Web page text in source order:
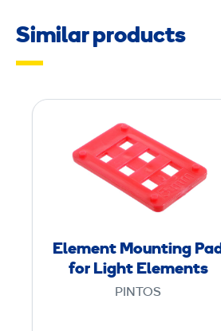
Similar products
l
e
m
e
M
Element Mounting Pad
for Light Elements
PINTOS